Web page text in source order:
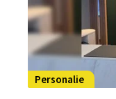
Personalie